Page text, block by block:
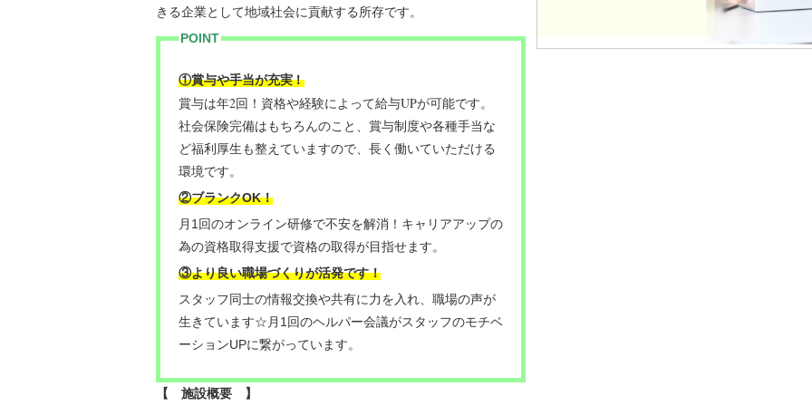
きる企業として地域社会に貢献する所存です。
POINT
①賞与や手当が充実！
賞与は年2回！資格や経験によって給与UPが可能です。
社会保険完備はもちろんのこと、賞与制度や各種手当な
ど福利厚生も整えていますので、長く働いていただける
環境です。
②ブランクOK！
月1回のオンライン研修で不安を解消！キャリアアップの
為の資格取得支援で資格の取得が目指せます。
③より良い職場づくりが活発です！
スタッフ同士の情報交換や共有に力を入れ、職場の声が
生きています☆月1回のヘルパー会議がスタッフのモチベ
ーションUPに繋がっています。
【 施設概要 】